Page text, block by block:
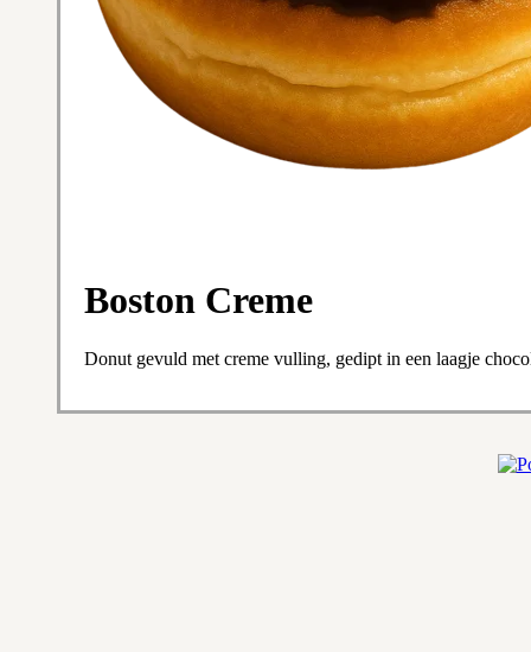
Boston Creme
Donut gevuld met creme vulling, gedipt in een laagje